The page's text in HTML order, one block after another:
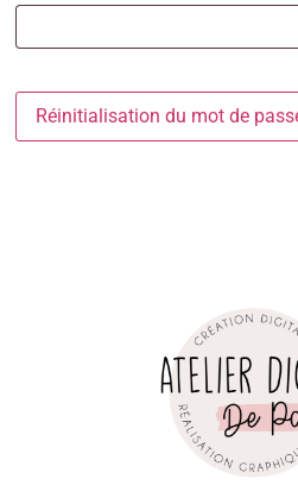
Réinitialisation du mot de